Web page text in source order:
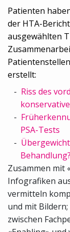
Patienten
der HTA-
ausgewählten
erstellt:
Riss des
PSA-Tests
Behandlung?
Zusammen mit
Infografiken
vermitteln
und mit
zwischen